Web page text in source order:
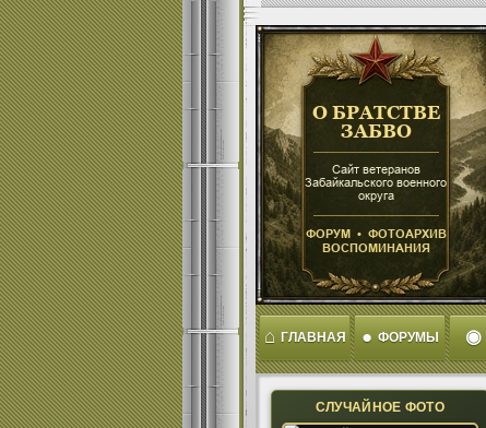
⌂ ГЛАВНАЯ ● ФОРУМЫ ◉
СЛУЧАЙНОЕ ФОТО